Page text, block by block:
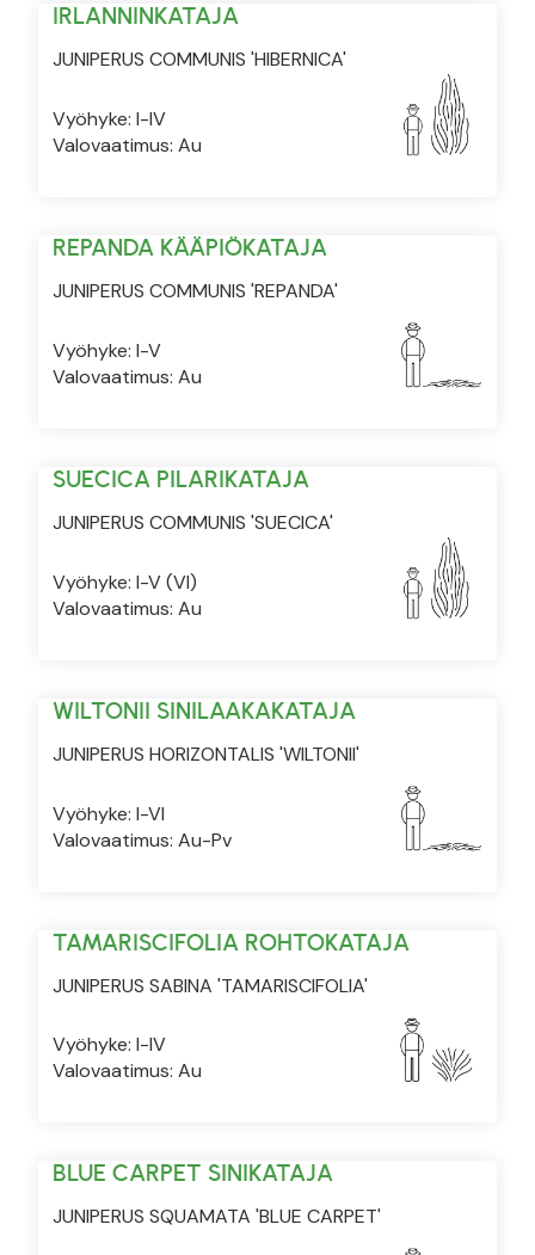
IRLANNINKATAJA
JUNIPERUS COMMUNIS 'HIBERNICA'
Vyöhyke: I-IV
Valovaatimus: Au
REPANDA KÄÄPIÖKATAJA
JUNIPERUS COMMUNIS 'REPANDA'
Vyöhyke: I-V
Valovaatimus: Au
SUECICA PILARIKATAJA
JUNIPERUS COMMUNIS 'SUECICA'
Vyöhyke: I-V (VI)
Valovaatimus: Au
WILTONII SINILAAKAKATAJA
JUNIPERUS HORIZONTALIS 'WILTONII'
Vyöhyke: I-VI
Valovaatimus: Au-Pv
TAMARISCIFOLIA ROHTOKATAJA
JUNIPERUS SABINA 'TAMARISCIFOLIA'
Vyöhyke: I-IV
Valovaatimus: Au
BLUE CARPET SINIKATAJA
JUNIPERUS SQUAMATA 'BLUE CARPET'